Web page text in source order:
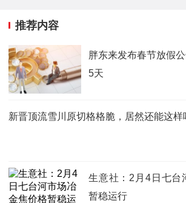
推荐内容
胖东来发布春节放假
5天
新晋顶流雪川原切格格脆，居然还能这样
生意社：2月4日七台
暂稳运行